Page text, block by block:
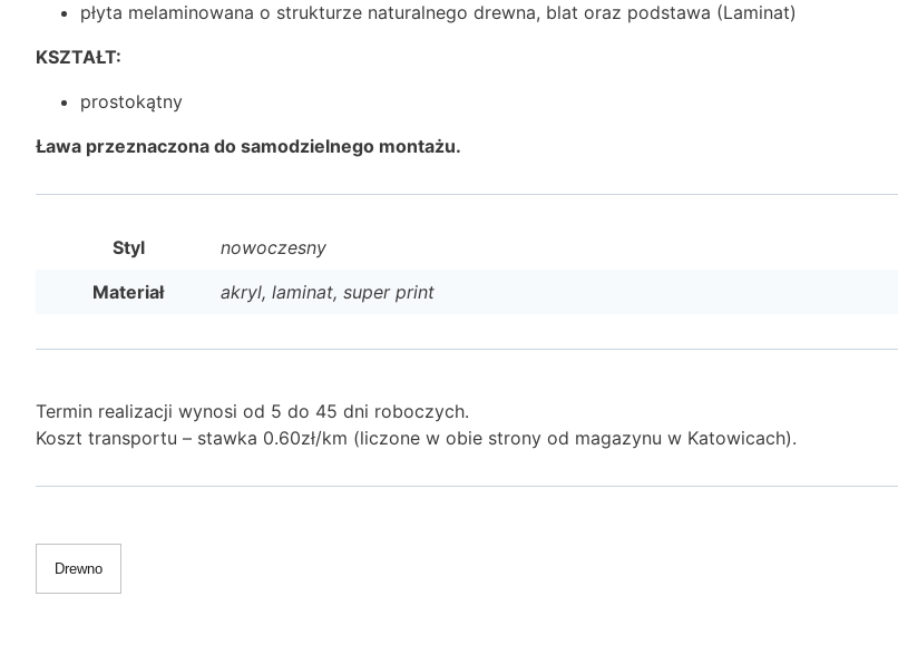
płyta melaminowana o strukturze naturalnego drewna, blat oraz podstawa (Laminat)
KSZTAŁT:
prostokątny
Ława przeznaczona do samodzielnego montażu.
Styl
nowoczesny
Materiał
akryl, laminat, super print
Termin realizacji wynosi od 5 do 45 dni roboczych.
Koszt transportu – stawka 0.60zł/km (liczone w obie strony od magazynu w Katowicach).
Drewno